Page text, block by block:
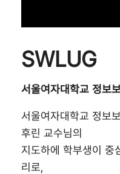
SWLUG
서울여자대학교 정보
서울여자대학교 정보
후린 교수님의
지도하에 학부생이 중
리로,